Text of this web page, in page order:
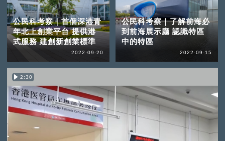
公民科考察｜首個深港青
年北上創業平台 提供港
式服務 建創新創業標準
2022-09-20
公民科考察｜了解前海必
到前海展示廳 認識特區
中的特區
2022-09-15
2:30